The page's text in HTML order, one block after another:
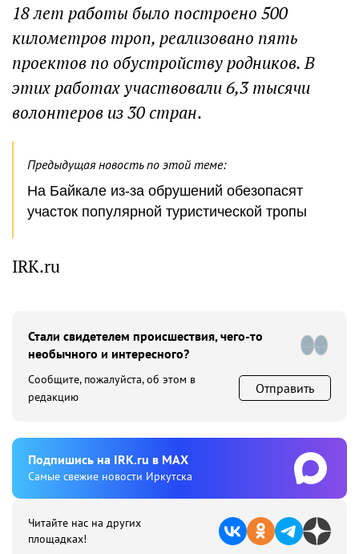
18 лет работы было построено 500
километров троп, реализовано пять
проектов по обустройству родников. В
этих работах участвовали 6,3 тысячи
волонтеров из 30 стран.
Предыдущая новость по этой теме:
На Байкале из-за обрушений обезопасят
участок популярной туристической тропы
IRK.ru
Стали свидетелем происшествия, чего-то
необычного и интересного?
Сообщите, пожалуйста, об этом в
редакцию
Отправить
Подпишиcь на IRK.ru в MAX
Cамые свежие новости Иркутска
Читайте нас на других
площадках!